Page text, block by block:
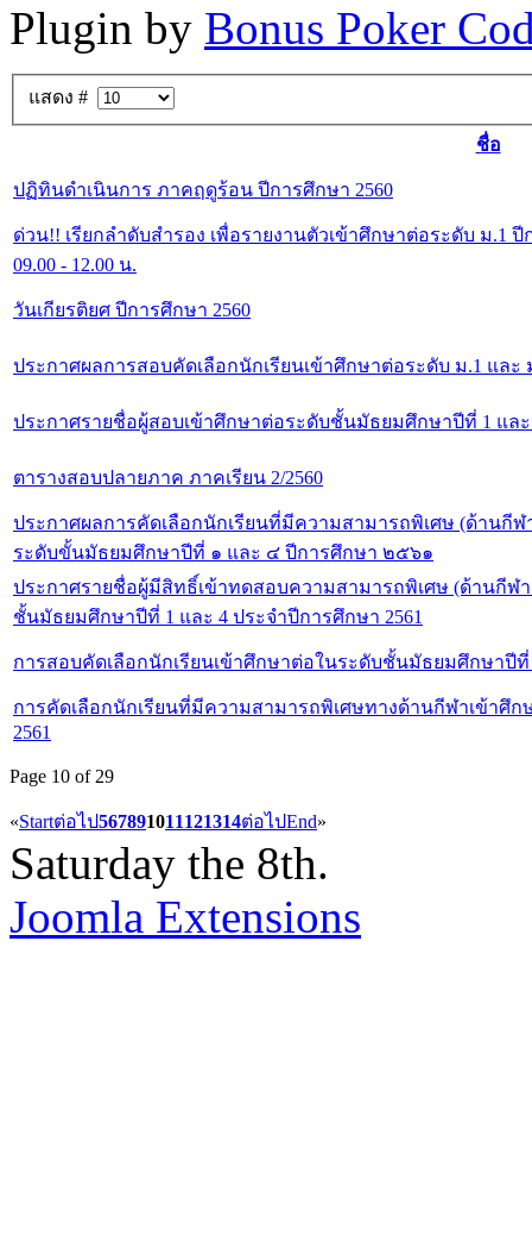
Plugin by Bonus Poker
แสดง #
ชื่อ
ปฏิทินดำเนินการ ภาคฤดูร้อน ปีการศึกษา 2560
ด่วน!! เรียกลำดับสำรอง เพื่อรายงานตัวเข้าศึกษาต่อระดับ ม.1
09.00 - 12.00 น.
วันเกียรติยศ ปีการศึกษา 2560
ประกาศผลการสอบคัดเลือกนักเรียนเข้าศึกษาต่อระดับ ม.1 และ
ประกาศรายชื่อผู้สอบเข้าศึกษาต่อระดับชั้นมัธยมศึกษาปีที่ 1 และ
ตารางสอบปลายภาค ภาคเรียน 2/2560
ประกาศผลการคัดเลือกนักเรียนที่มีความสามารถพิเศษ (ด้านกี
ระดับขั้นมัธยมศึกษาปีที่ ๑ และ ๔ ปีการศึกษา ๒๕๖๑
ประกาศรายชื่อผู้มีสิทธิ์เข้าทดสอบความสามารถพิเศษ (ด้านกีฬ
ชั้นมัธยมศึกษาปีที่ 1 และ 4 ประจำปีการศึกษา 2561
การสอบคัดเลือกนักเรียนเข้าศึกษาต่อในระดับชั้นมัธยมศึกษาปีที่
การคัดเลือกนักเรียนที่มีความสามารถพิเศษทางด้านกีฬาเข้าศึ
2561
Page 10 of 29
«Startต่อไป567891011121314ต่อไปEnd»
Saturday the 8th.
Joomla Extensions